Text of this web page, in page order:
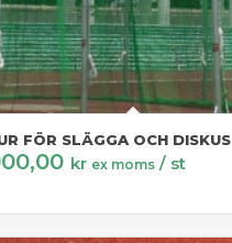
FÖR SLÄGGA OCH DISKUS
kr ex moms / st